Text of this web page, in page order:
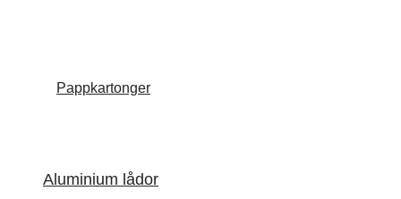
Pappkartonger
Aluminium lådor